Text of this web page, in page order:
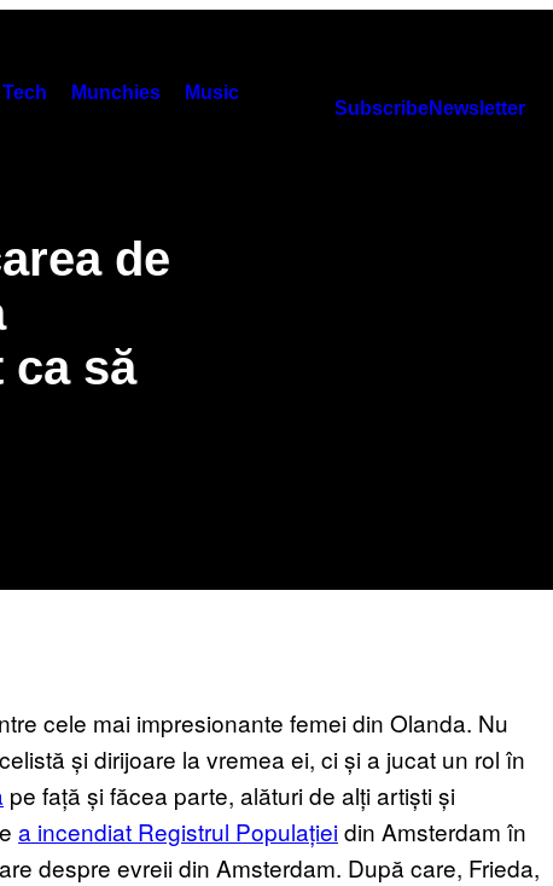
Tech Munchies
Music
SubscribeNewsletter
de
ca să
cele mai impresionante femei din Olanda. Nu
și dirijoare la vremea ei, ci și a jucat un rol în
pe față și făcea parte, alături de alți artiști și
a incendiat Registrul Populațieidin Amsterdam în
despre evreii din Amsterdam. După care, Frieda,